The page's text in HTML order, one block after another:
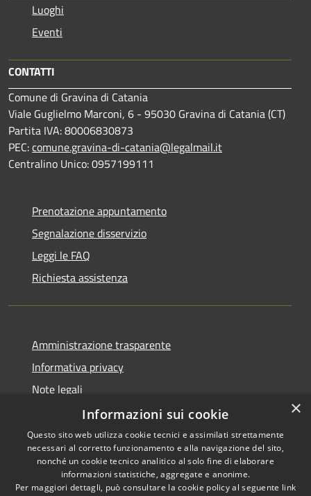
Luoghi
Eventi
CONTATTI
Comune di Gravina di Catania
Viale Guglielmo Marconi, 6 - 95030 Gravina di Catania (CT)
Partita IVA: 80006830873
PEC:comune.gravina-di-catania@legalmail.it
Centralino Unico: 0957199111
Prenotazione appuntamento
Segnalazione disservizio
Leggi le FAQ
Richiesta assistenza
Amministrazione trasparente
Informativa privacy
Note legali
Dichiarazione di accessibilità
RSS
Copyright © 2026 • Comune di
×
Informazioni sui cookie
Questo sito web utilizza cookie tecnici e assimilati strettamente
necessari al corretto funzionamento e alla navigazione del sito,
nonché un cookie tecnico analitico al solo fine di elaborare
informazioni statistiche, aggregate e anonime.
Per maggiori dettagli, può consultare la cookie policy al seguente link